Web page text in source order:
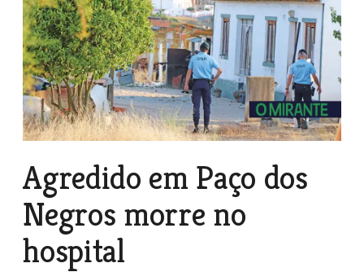
Agredido em Paço dos
Negros morre no
hospital